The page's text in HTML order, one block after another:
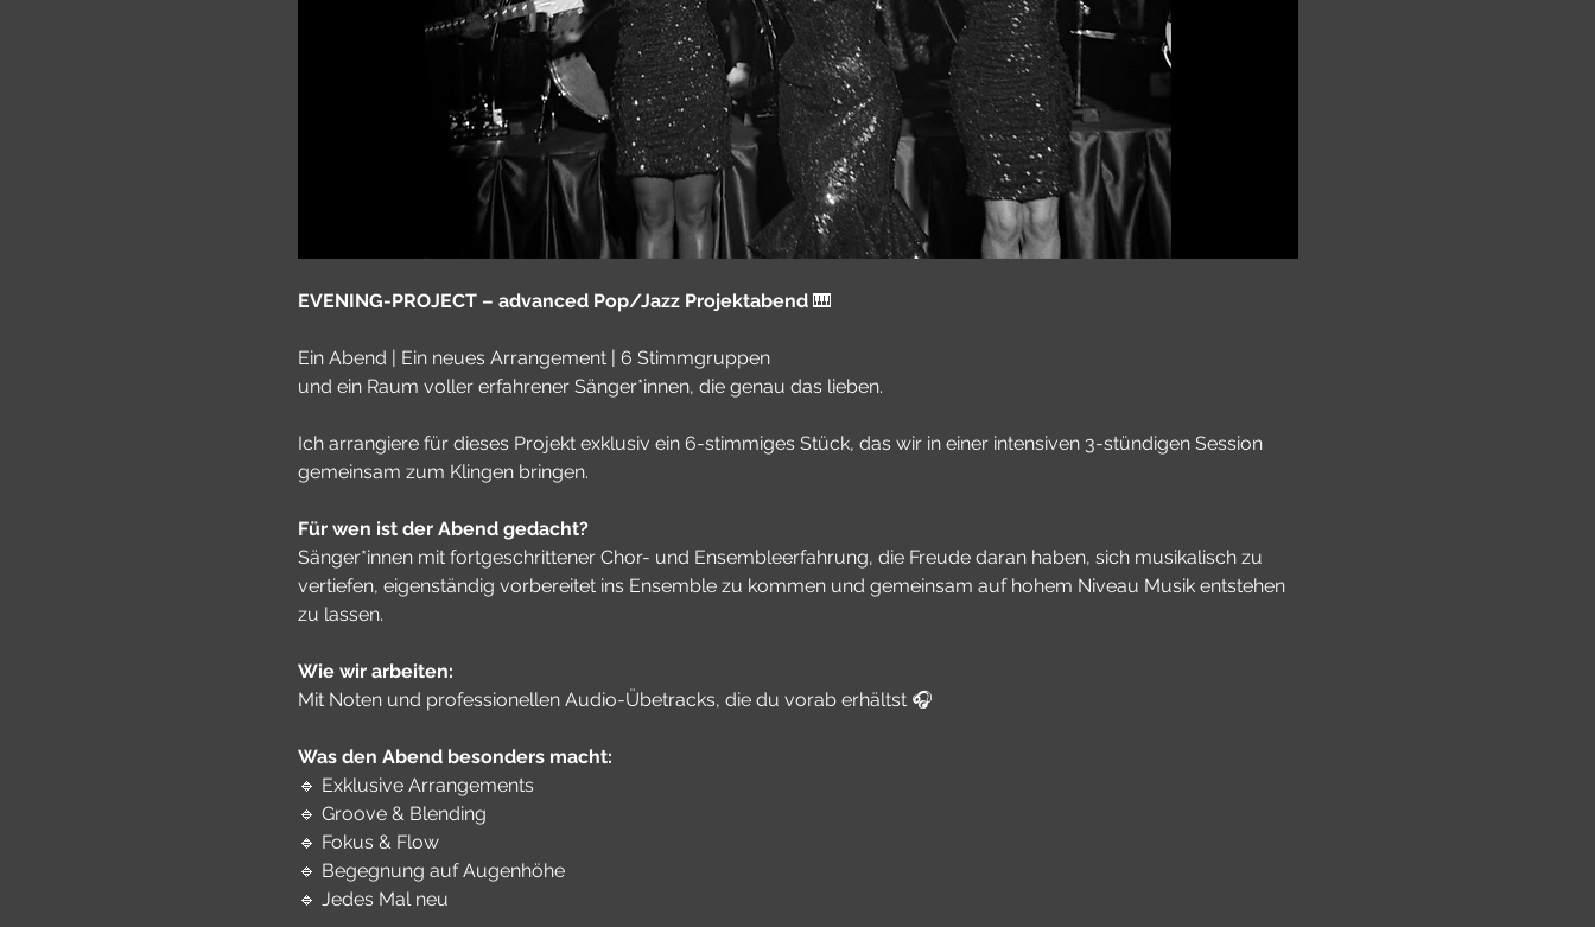
EVENING-PROJECT – advanced Pop/Jazz Projektabend 🎹
Ein Abend | Ein neues Arrangement | 6 Stimmgruppen
und ein Raum voller erfahrener Sänger*innen, die genau das lieben.
Ich arrangiere für dieses Projekt exklusiv ein 6-stimmiges Stück, das wir in einer intensiven 3-stündigen Session
gemeinsam zum Klingen bringen.
Für wen ist der Abend gedacht?
Sänger*innen mit fortgeschrittener Chor- und Ensembleerfahrung, die Freude daran haben, sich musikalisch zu
vertiefen, eigenständig vorbereitet ins Ensemble zu kommen und gemeinsam auf hohem Niveau Musik entstehen
zu lassen.
Wie wir arbeiten:
Mit Noten und professionellen Audio-Übetracks, die du vorab erhältst 🎧
Was den Abend besonders macht:
🔹 Exklusive Arrangements
🔹 Groove & Blending
🔹 Fokus & Flow
🔹 Begegnung auf Augenhöhe
🔹 Jedes Mal neu